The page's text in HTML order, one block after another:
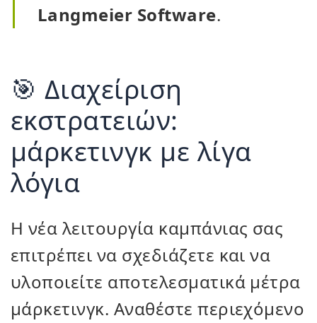
Langmeier Software.
🎯 Διαχείριση
εκστρατειών:
μάρκετινγκ με λίγα
λόγια
Η νέα λειτουργία καμπάνιας σας
επιτρέπει να σχεδιάζετε και να
υλοποιείτε αποτελεσματικά μέτρα
μάρκετινγκ. Αναθέστε περιεχόμενο